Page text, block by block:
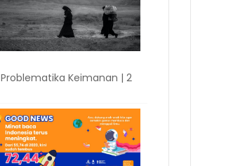
Problematika Keimanan | 2